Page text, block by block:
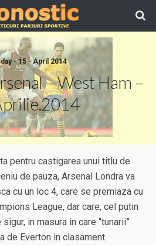
- 15 - April 2014
– West Ham –
pentru castigarea unui titlu de
de pauza, Arsenal Londra va
cu un loc 4, care se premiaza cu
League, dar care, cel putin
in masura in care “tunarii”
de Everton in clasament.